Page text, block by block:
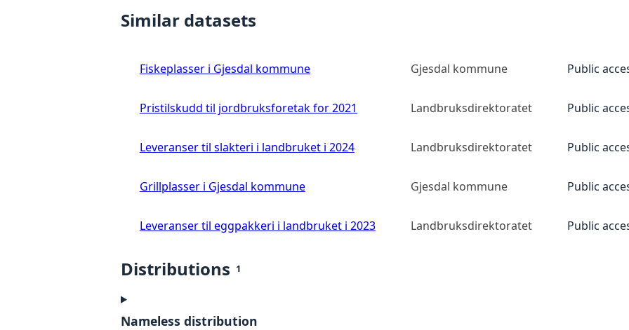
Similar datasets
Fiskeplasser i Gjesdal kommune Gjesdal kommune Public
Pristilskudd til jordbruksforetak for 2021 Landbruksdirektoratet Public
Leveranser til slakteri i landbruket i 2024 Landbruksdirektoratet Public
Grillplasser i Gjesdal kommune Gjesdal kommune Public
Leveranser til eggpakkeri i landbruket i 2023 Landbruksdirektoratet Public
Distributions 1
Nameless distribution